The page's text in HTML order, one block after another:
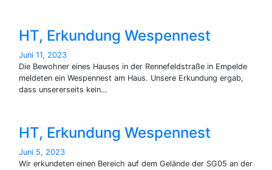
HT, Erkundung Wespennest
Juni 11, 2023
Die Bewohner eines Hauses in der Rennefeldstraße in Empelde
meldeten ein Wespennest am Haus. Unsere Erkundung ergab,
dass unsererseits kein…
HT, Erkundung Wespennest
Juni 5, 2023
Wir erkundeten einen Bereich auf dem Gelände der SG05 an der